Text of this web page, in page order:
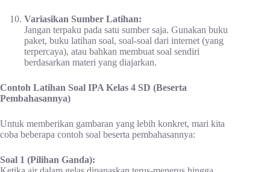
Variasikan Sumber Latihan:
Jangan terpaku pada satu sumber saja. Gunakan buku
paket, buku latihan soal, soal-soal dari internet (yang
terpercaya), atau bahkan membuat soal sendiri
berdasarkan materi yang diajarkan.
Contoh Latihan Soal IPA Kelas 4 SD (Beserta
Pembahasannya)
Untuk memberikan gambaran yang lebih konkret, mari kita
coba beberapa contoh soal beserta pembahasannya:
Soal 1 (Pilihan Ganda):